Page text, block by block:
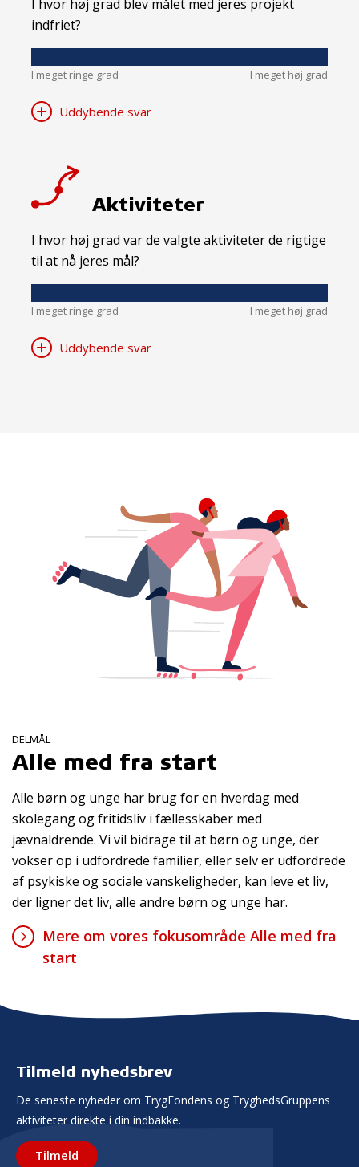
I hvor høj grad blev målet med jeres projekt
indfriet?
I meget ringe grad I meget høj grad
Uddybende svar
Aktiviteter
I hvor høj grad var de valgte aktiviteter de rigtige
til at nå jeres mål?
I meget ringe grad I meget høj grad
Uddybende svar
DELMÅL
Alle med fra start
Alle børn og unge har brug for en hverdag med
skolegang og fritidsliv i fællesskaber med
jævnaldrende. Vi vil bidrage til at børn og unge, der
vokser op i udfordrede familier, eller selv er udfordrede
af psykiske og sociale vanskeligheder, kan leve et liv,
der ligner det liv, alle andre børn og unge har.
Mere om vores fokusområde Alle med fra
start
Tilmeld nyhedsbrev
De seneste nyheder om TrygFondens og TryghedsGruppens
aktiviteter direkte i din indbakke.
Tilmeld